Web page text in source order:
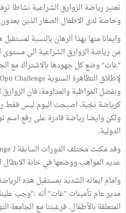
تعتبر رياضة الزوارق الشراعية نشاطا
وخاصة لدى الاطفال الصغار الذين
وايمانا منها بهذا الرهان بالنسبة
من رياضة الزوارق الشراعية الى مستوى
"غات" وضع كل جهودها بالاشتراك مع
لإطلاق التظاهرة السنوية l’Opti Challenge.
وبفضل المواظبة والمداومة، فان
كرياضة نخبة، اصبحت اليوم ليس فقط
ولكن وايضا رياضة قادرة على رفع اسم
الدولية.
عديد المواهب ووضعها في خانة الابطال
وامام ايمانه الشديد بمستقبل هذه
مدير عام تأمينات "غات" أنه :"وجب
المتعلقة بالأطفال. فرغبتنا مع الجامعة